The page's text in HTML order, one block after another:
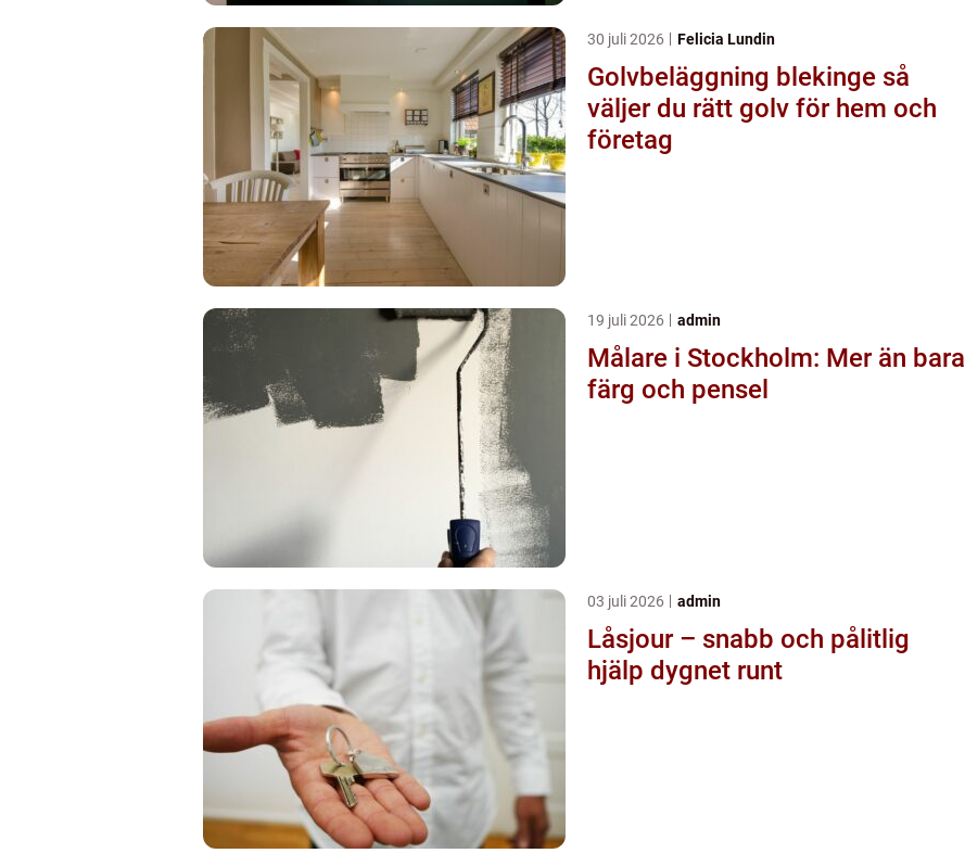
30 juli 2026 Felicia Lundin
Golvbeläggning blekinge så
väljer du rätt golv för hem och
företag
19 juli 2026 admin
Målare i Stockholm: Mer än bara
färg och pensel
03 juli 2026 admin
Låsjour – snabb och pålitlig
hjälp dygnet runt